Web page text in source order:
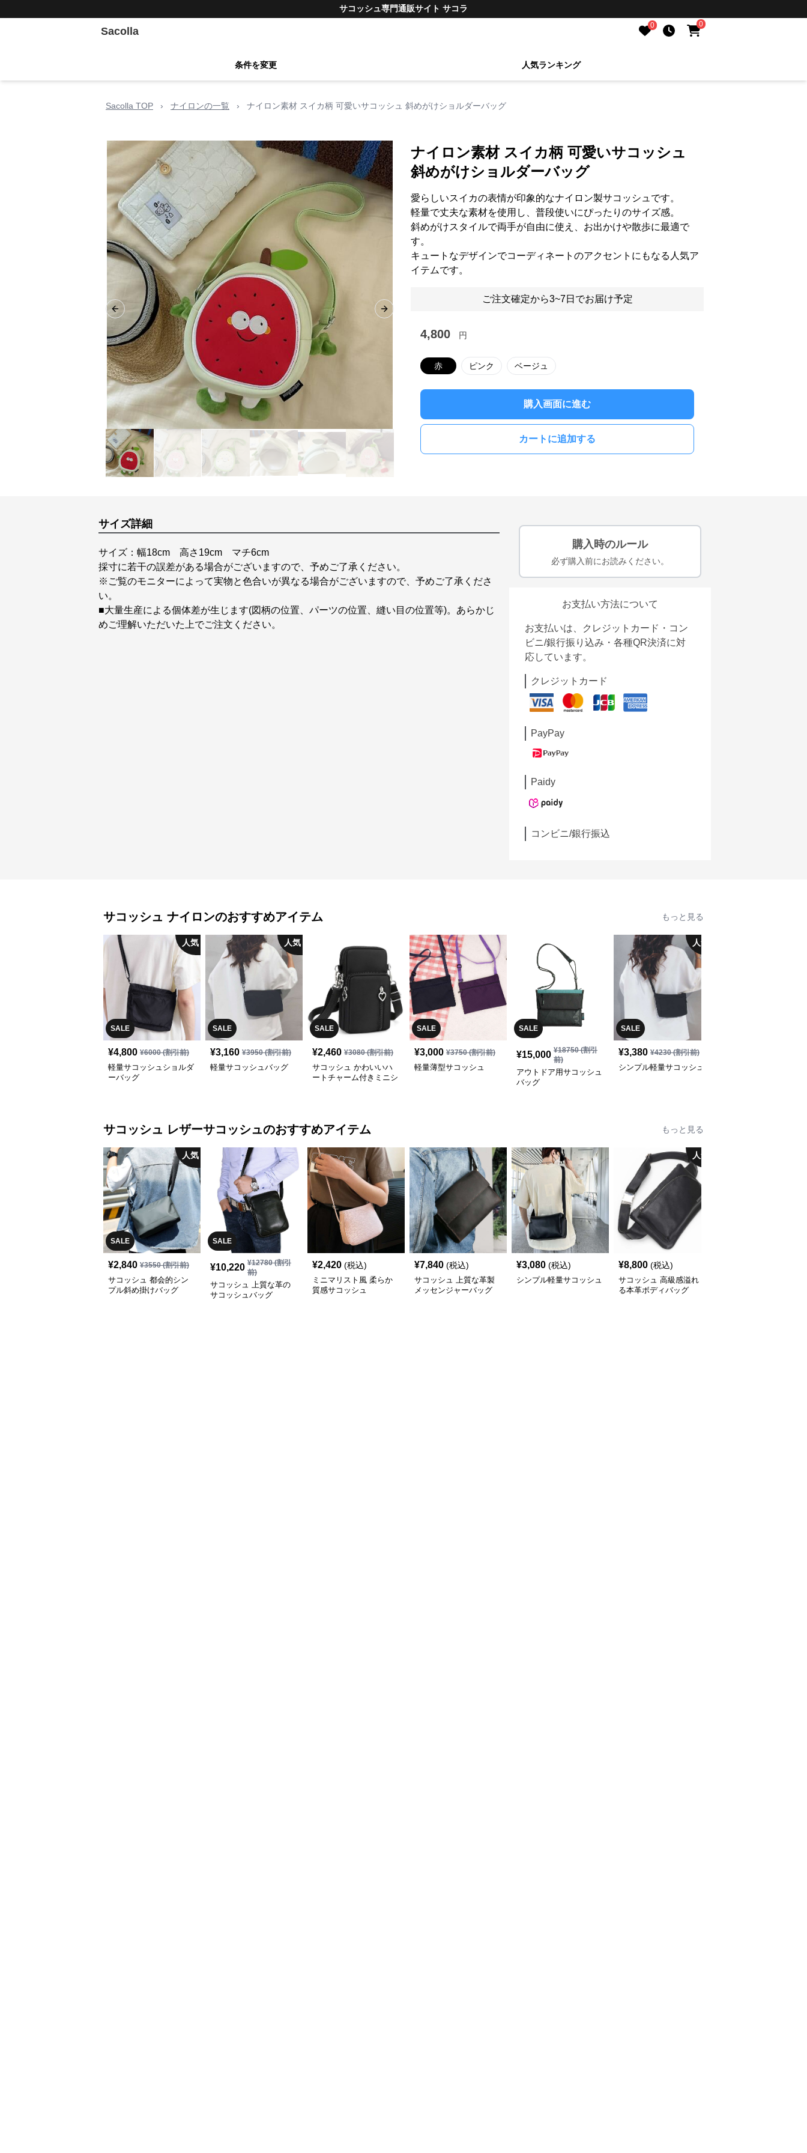
サコッシュ専門通販サイト サコラ
Sacolla 0 0
条件を変更 人気ランキング
Sacolla TOP › ナイロンの一覧 › ナイロン素材 スイカ柄 可愛いサコッシュ 斜めがけショルダーバッグ
Previous slide Next slide
ナイロン素材 スイカ柄 可愛いサコッシュ
斜めがけショルダーバッグ
愛らしいスイカの表情が印象的なナイロン製サコッシュです。
軽量で丈夫な素材を使用し、普段使いにぴったりのサイズ感。
斜めがけスタイルで両手が自由に使え、お出かけや散歩に最適で
す。
キュートなデザインでコーディネートのアクセントにもなる人気ア
イテムです。
ご注文確定から3~7日でお届け予定
4,800 円
赤 ピンク ベージュ
購入画面に進む
カートに追加する
サイズ詳細
サイズ：幅18cm 高さ19cm マチ6cm
採寸に若干の誤差がある場合がございますので、予めご了承ください。
※ご覧のモニターによって実物と色合いが異なる場合がございますので、予めご了承くださ
い。
■大量生産による個体差が生じます(図柄の位置、パーツの位置、縫い目の位置等)。あらかじ
めご理解いただいた上でご注文ください。
購入時のルール
必ず購入前にお読みください。
お支払い方法について
お支払いは、クレジットカード・コン
ビニ/銀行振り込み・各種QR決済に対
応しています。
クレジットカード
PayPay
Paidy
コンビニ/銀行振込
サコッシュ ナイロンのおすすめアイテム もっと見る
SALE
人気
¥4,800 ¥6000(割引前)
軽量サコッシュショルダ
ーバッグ
SALE
人気
¥3,160 ¥3950(割引前)
軽量サコッシュバッグ
SALE
¥2,460 ¥3080(割引前)
サコッシュ かわいいハ
ートチャーム付きミニシ
SALE
¥3,000 ¥3750(割引前)
軽量薄型サコッシュ
SALE
¥15,000 ¥18750(割引
前)
アウトドア用サコッシュ
バッグ
SALE
人気
¥3,380 ¥4230(割引前)
シンプル軽量サコッシュ
サコッシュ レザーサコッシュのおすすめアイテム もっと見る
SALE
人気
¥2,840 ¥3550(割引前)
サコッシュ 都会的シン
プル斜め掛けバッグ
SALE
¥10,220 ¥12780(割引
前)
サコッシュ 上質な革の
サコッシュバッグ
¥2,420 (税込)
ミニマリスト風 柔らか
質感サコッシュ
¥7,840 (税込)
サコッシュ 上質な革製
メッセンジャーバッグ
¥3,080 (税込)
シンプル軽量サコッシュ
人気
¥8,800 (税込)
サコッシュ 高級感溢れ
る本革ボディバッグ